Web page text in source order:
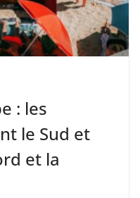
: les
le Sud et
et la